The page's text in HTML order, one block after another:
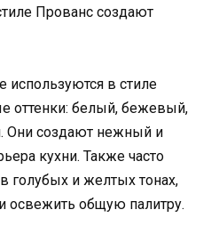
Прованс создают
в стиле
оттенки: белый, бежевый,
Они создают нежный и
кухни. Также часто
голубых и желтых тонах,
освежить общую палитру.